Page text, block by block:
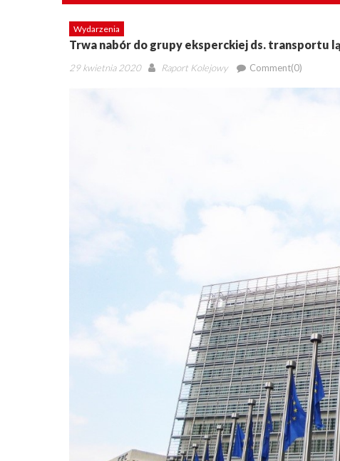
Wydarzenia
Trwa nabór do grupy eksperckiej ds. transportu
Posted
29 kwietnia 2020 Author
Raport Kolejowy Comment(0)